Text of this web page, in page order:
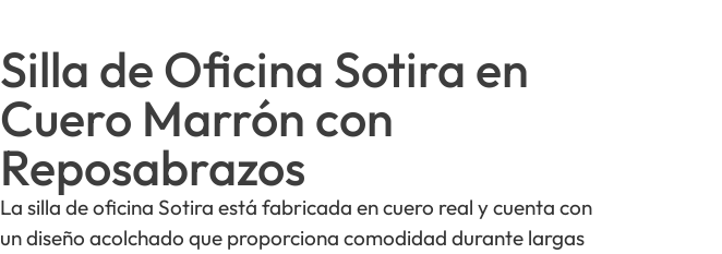
Silla de Oficina Sotira en
Cuero Marrón con
Reposabrazos
La silla de oficina Sotira está fabricada en cuero real y cuenta con
un diseño acolchado que proporciona comodidad durante largas